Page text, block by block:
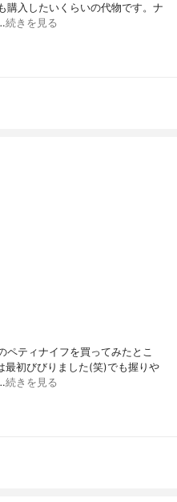
購入したいくらいの代物です。ナ
続きを見る
ペティナイフを買ってみたとこ
初びびりました(笑)でも握りや
続きを見る